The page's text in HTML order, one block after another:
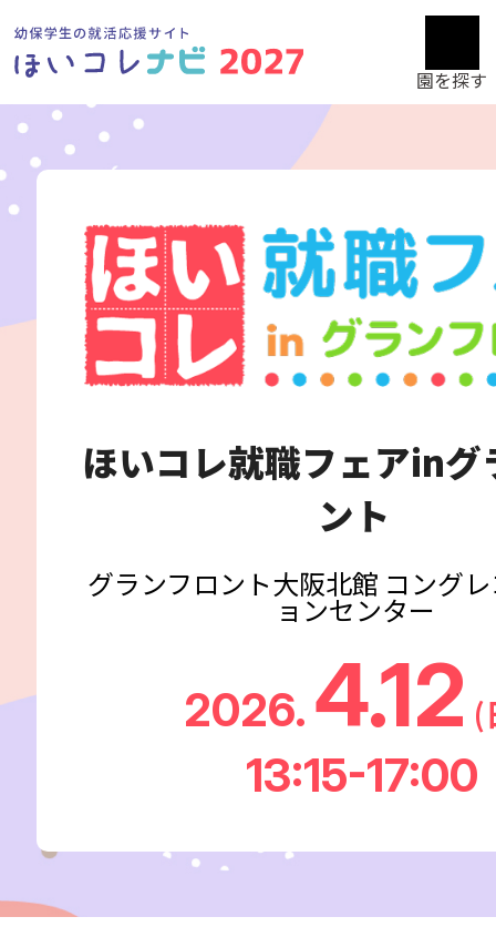
園を探す
ほいコレ就職フェアinグ
ント
グランフロント大阪北館 コング
ョンセンター
2026. 4.12 (
13:15-17:00